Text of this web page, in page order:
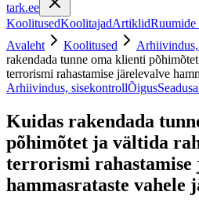
tark.ee
KoolitusedKoolitajadArtiklidRuumide
Avaleht
Koolitused
rakendada tunne oma klienti
terrorismi rahastamise järelevalve
Arhiivindus, sisekontrollÕigus
Kuidas rakendada
põhimõtet ja vältida
terrorismi rahastamise
hammasrataste vahele